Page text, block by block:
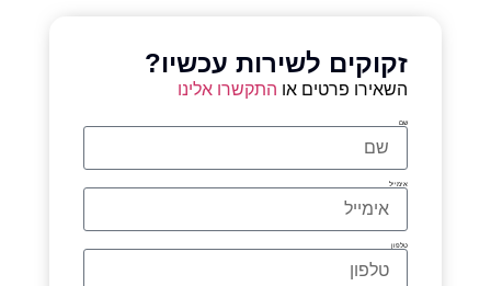
זקוקים לשירות עכשיו?
השאירו פרטים או התקשרו אלינו
שם
אימייל
טלפון